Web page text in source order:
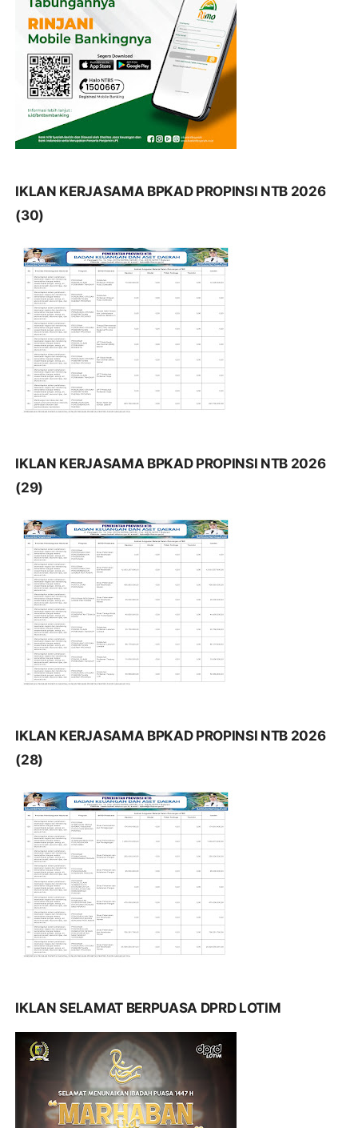
IKLAN KERJASAMA BPKAD PROPINSI NTB 2026
(30)
IKLAN KERJASAMA BPKAD PROPINSI NTB 2026
(29)
IKLAN KERJASAMA BPKAD PROPINSI NTB 2026
(28)
IKLAN SELAMAT BERPUASA DPRD LOTIM